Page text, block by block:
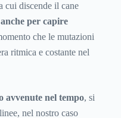
cui discende il cane
anche per capire
che le mutazioni
ritmica e costante nel
avvenute nel tempo, si
nel nostro caso